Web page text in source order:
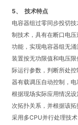
5、
技术特点
电容器组过零同步投切
制技术，具有在断口电
功能，实现电容器组无涌
装置按无功限值和电压
际运行参数，判断所处
器有载调压自动控制，电
根据现场实际应用情况
次拓扑关系，并根据该拓
采用多CPU并行处理技